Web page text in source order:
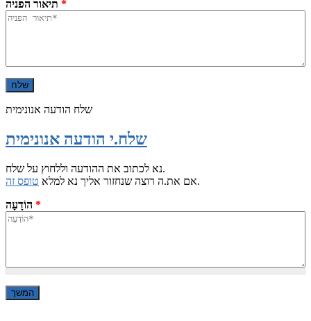
*
שלח הודעה אנונימית
שלח.י הודעה אנונימית
נא לכתוב את ההודעה וללחוץ על שלח.
אם את.ה רוצה שנחזור אליך נא למלא טופס זה
.
*